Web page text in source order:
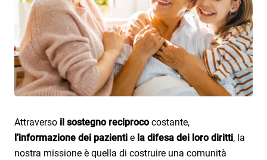
Attraverso il sostegno reciprococostante,
l’informazione dei pazientie la difesa dei loro diritti, la
nostra missione è quella di costruire una comunità